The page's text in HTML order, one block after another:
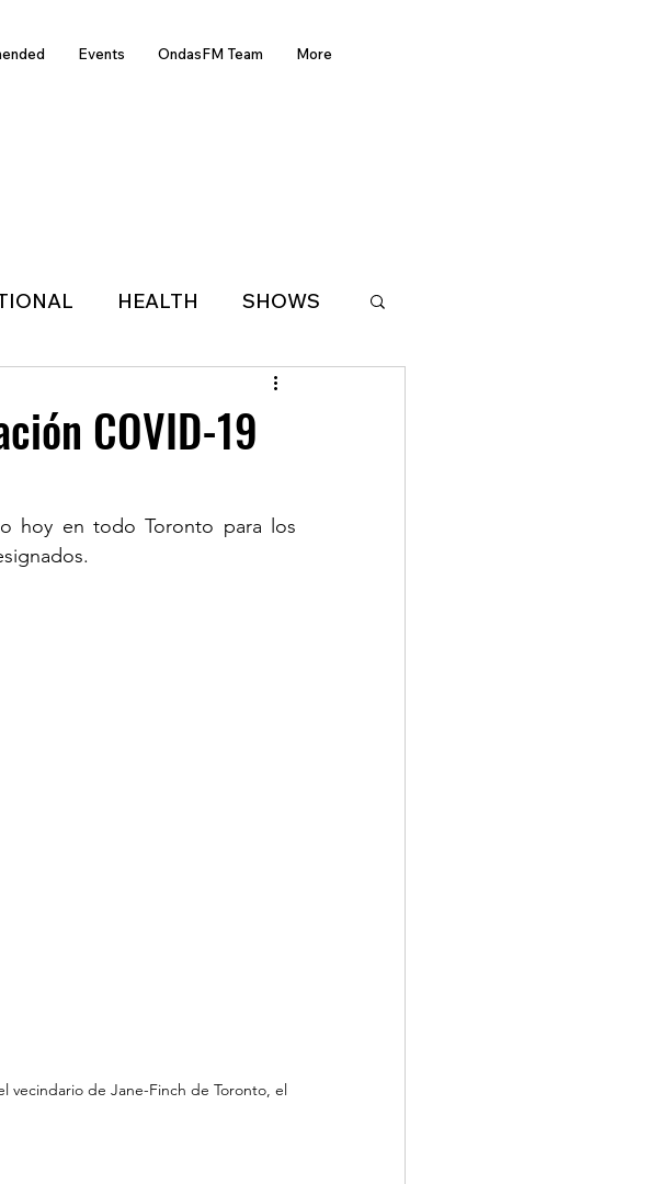
Events OndasFM Team More
HEALTH SHOWS
LATIN AMERICA
COVID-19
hoy en todo Toronto para los
vecindario de Jane-Finch de Toronto, el